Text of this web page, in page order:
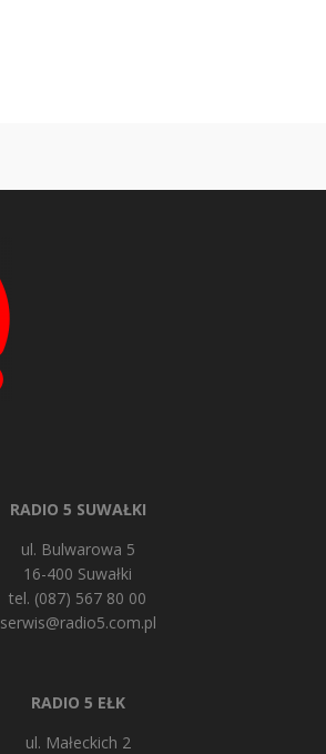
RADIO 5 SUWAŁKI
ul. Bulwarowa 5
16-400 Suwałki
tel. (087) 567 80 00
serwis@radio5.com.pl
RADIO 5 EŁK
ul. Małeckich 2